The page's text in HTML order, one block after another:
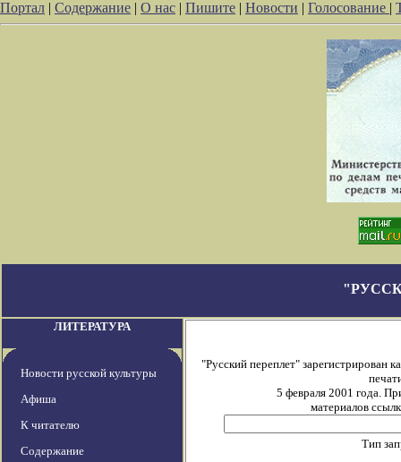
Портал | Содержание | О нас | Пишите | Новости | Голосование |
ЛИТЕРАТУРА
Новости русской культуры
Афиша
К читателю
Содержание
"Русский переплет" зарегистрирован
5 февраля 2001 года.
материалов
Тип